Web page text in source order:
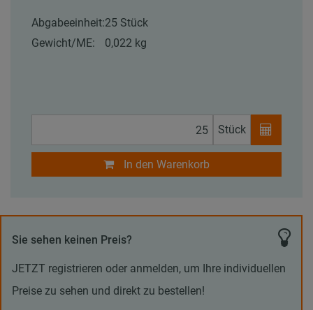
Abgabeeinheit:25 Stück
Gewicht/ME:
0,022 kg
Stück
In den Warenkorb
Sie sehen keinen Preis?
JETZT registrieren oder anmelden, um Ihre individuellen
Preise zu sehen und direkt zu bestellen!